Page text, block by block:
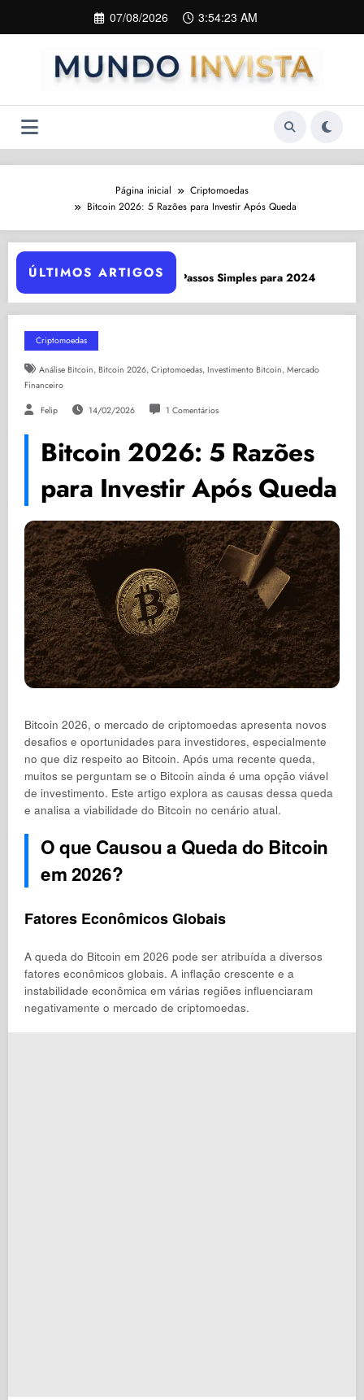
o
07/08/2026 3:54:24 AM
Página inicial
Criptomoedas
Bitcoin 2026: 5 Razões para Investir Após Queda
ÚLTIMOS ARTIGOS
7 Passos Simples para 2024 Conta Van Gogh: 7
Criptomoedas
Análise Bitcoin, Bitcoin 2026, Criptomoedas, Investimento Bitcoin, Mercado
Financeiro
Felip 14/02/2026 1 Comentários
Bitcoin 2026: 5 Razões
para Investir Após Queda
Bitcoin 2026, o mercado de criptomoedas apresenta novos
desafios e oportunidades para investidores, especialmente
no que diz respeito ao Bitcoin. Após uma recente queda,
muitos se perguntam se o Bitcoin ainda é uma opção viável
de investimento. Este artigo explora as causas dessa queda
e analisa a viabilidade do Bitcoin no cenário atual.
O que Causou a Queda do Bitcoin
em 2026?
Fatores Econômicos Globais
A queda do Bitcoin em 2026 pode ser atribuída a diversos
fatores econômicos globais. A inflação crescente e a
instabilidade econômica em várias regiões influenciaram
negativamente o mercado de criptomoedas.